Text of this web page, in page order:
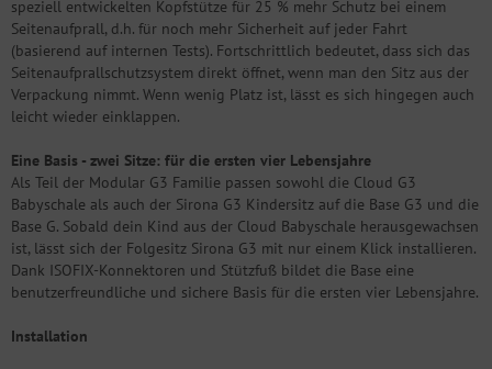
speziell entwickelten Kopfstütze für 25 % mehr Schutz bei einem
Seitenaufprall, d.h. für noch mehr Sicherheit auf jeder Fahrt
(basierend auf internen Tests). Fortschrittlich bedeutet, dass sich das
Seitenaufprallschutzsystem direkt öffnet, wenn man den Sitz aus der
Verpackung nimmt. Wenn wenig Platz ist, lässt es sich hingegen auch
leicht wieder einklappen.
Eine Basis - zwei Sitze: für die ersten vier Lebensjahre
Als Teil der Modular G3 Familie passen sowohl die Cloud G3
Babyschale als auch der Sirona G3 Kindersitz auf die Base G3 und die
Base G. Sobald dein Kind aus der Cloud Babyschale herausgewachsen
ist, lässt sich der Folgesitz Sirona G3 mit nur einem Klick installieren.
Dank ISOFIX-Konnektoren und Stützfuß bildet die Base eine
benutzerfreundliche und sichere Basis für die ersten vier Lebensjahre.
Installation